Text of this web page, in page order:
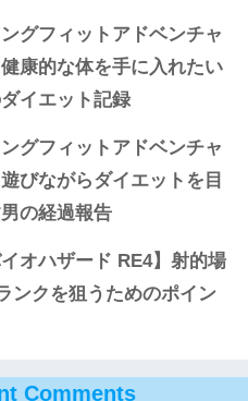
ングフィットアドベンチャ
康的な体を手に入れたい
イエット記録
ングフィットアドベンチャ
びながらダイエットを目
の経過報告
イオハザード RE4】射的場
ンクを狙うためのポイン
Comments